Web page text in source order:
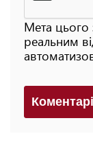
Мета
реальним
Коментарi